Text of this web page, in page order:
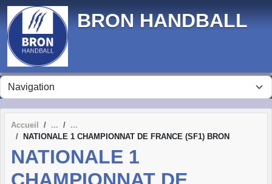
BRON HANDBALL
Accueil
NATIONALE 1 CHAMPIONNAT DE FRANCE (SF1) BRON
NATIONALE 1
CHAMPIONNAT DE
Panneau de gestion des cookies